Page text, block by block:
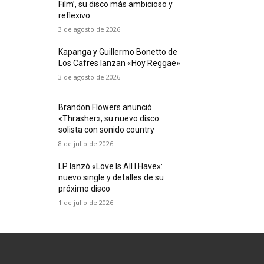
Film’, su disco más ambicioso y
reflexivo
3 de agosto de 2026
Kapanga y Guillermo Bonetto de
Los Cafres lanzan «Hoy Reggae»
3 de agosto de 2026
Brandon Flowers anunció
«Thrasher», su nuevo disco
solista con sonido country
8 de julio de 2026
LP lanzó «Love Is All I Have»:
nuevo single y detalles de su
próximo disco
1 de julio de 2026